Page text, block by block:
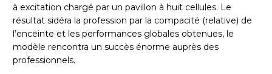
à excitation chargé par un pavillon à huit cellules. Le
résultat sidéra la profession par la compacité (relative) de
l’enceinte et les performances globales obtenues, le
modèle rencontra un succès énorme auprès des
professionnels.